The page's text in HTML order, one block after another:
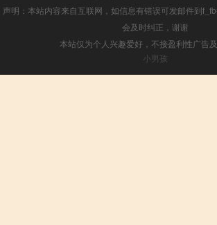
声明：本站内容来自互联网，如信息有错误可发邮件到
会及时纠正，谢谢
本站仅为个人兴趣爱好，不接盈利性广告
小男孩